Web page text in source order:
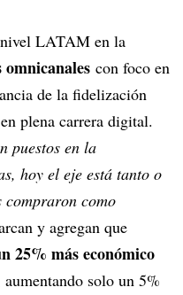
LATAM en la
con foco en
de la fidelización
plena carrera digital.
puestos en la
hoy el eje está tanto o
compraron como
y agregan que
25% más económico
solo un 5%